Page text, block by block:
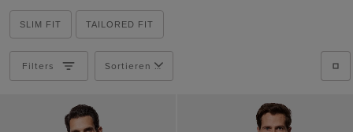
SLIM FIT TAILORED FIT
Braun
Creme
Grau
Marineblau
Kariert
Italienische Wolle
Baumwolle
Wool Stretch
Fabric Mill
The Angelico Mill
The Reda Mill
The Solbiati Mill
Webart
Produkte ansehen
Filters Sortieren nach